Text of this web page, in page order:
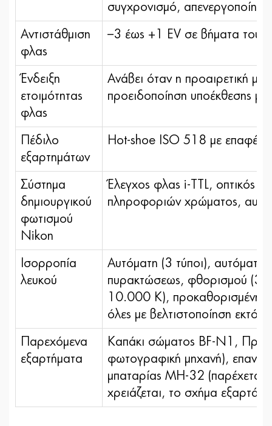
συγχρονισμό, απενεργοποίηση
Αντιστάθμιση
φλας
–3 έως +1 EV σε βήματα του
Ένδειξη
ετοιμότητας
φλας
Ανάβει όταν η προαιρετική
προειδοποίηση υποέκθεσης
Πέδιλο
εξαρτημάτων
Hot-shoe ISO 518 με επαφές
Σύστημα
δημιουργικού
φωτισμού
Nikon
Έλεγχος φλας i-TTL, οπτικός
πληροφοριών χρώματος,
Ισορροπία
λευκού
Αυτόματη (3 τύποι),
πυρακτώσεως, φθορισμού (3
10.000 Κ), προκαθορισμένη
όλες με βελτιστοποίηση
Παρεχόμενα
εξαρτήματα
Καπάκι σώματος BF-N1,
φωτογραφική μηχανή),
μπαταρίας MH-32 (παρέχεται
χρειάζεται, το σχήμα